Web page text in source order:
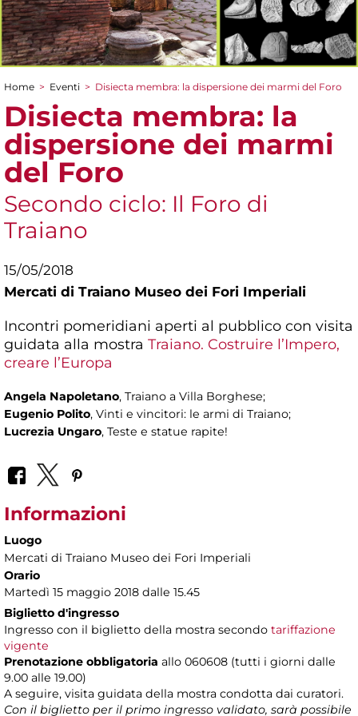
Tu sei qui
Home > Eventi > Disiecta membra: la dispersione dei marmi del Foro
Disiecta membra: la
dispersione dei marmi
del Foro
Secondo ciclo: Il Foro di
Traiano
15/05/2018
Mercati di Traiano Museo dei Fori Imperiali
Incontri pomeridiani aperti al pubblico con visita
guidata alla mostra Traiano. Costruire l’Impero,
creare l’Europa
Angela Napoletano, Traiano a Villa Borghese;
Eugenio Polito, Vinti e vincitori: le armi di Traiano;
Lucrezia Ungaro, Teste e statue rapite!
Informazioni
Luogo
Mercati di Traiano Museo dei Fori Imperiali
Orario
Martedì 15 maggio 2018 dalle 15.45
Biglietto d'ingresso
Ingresso con il biglietto della mostra secondo tariffazione
vigente
Prenotazione obbligatoria allo 060608 (tutti i giorni dalle
9.00 alle 19.00)
A seguire, visita guidata della mostra condotta dai curatori.
Con il biglietto per il primo ingresso validato, sarà possibile